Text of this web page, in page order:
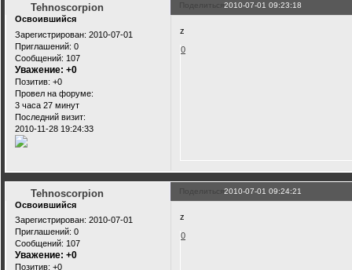
Поделиться2010-07-01 09:23:18
Tehnoscorpion
Освоившийся
Зарегистрирован: 2010-07-01
Приглашений: 0
Сообщений: 107
Уважение: +0
Позитив: +0
Провел на форуме:
3 часа 27 минут
Последний визит:
2010-11-28 19:24:33
z
0
Поделиться2010-07-01 09:24:21
Tehnoscorpion
Освоившийся
Зарегистрирован: 2010-07-01
Приглашений: 0
Сообщений: 107
Уважение: +0
Позитив: +0
z
0